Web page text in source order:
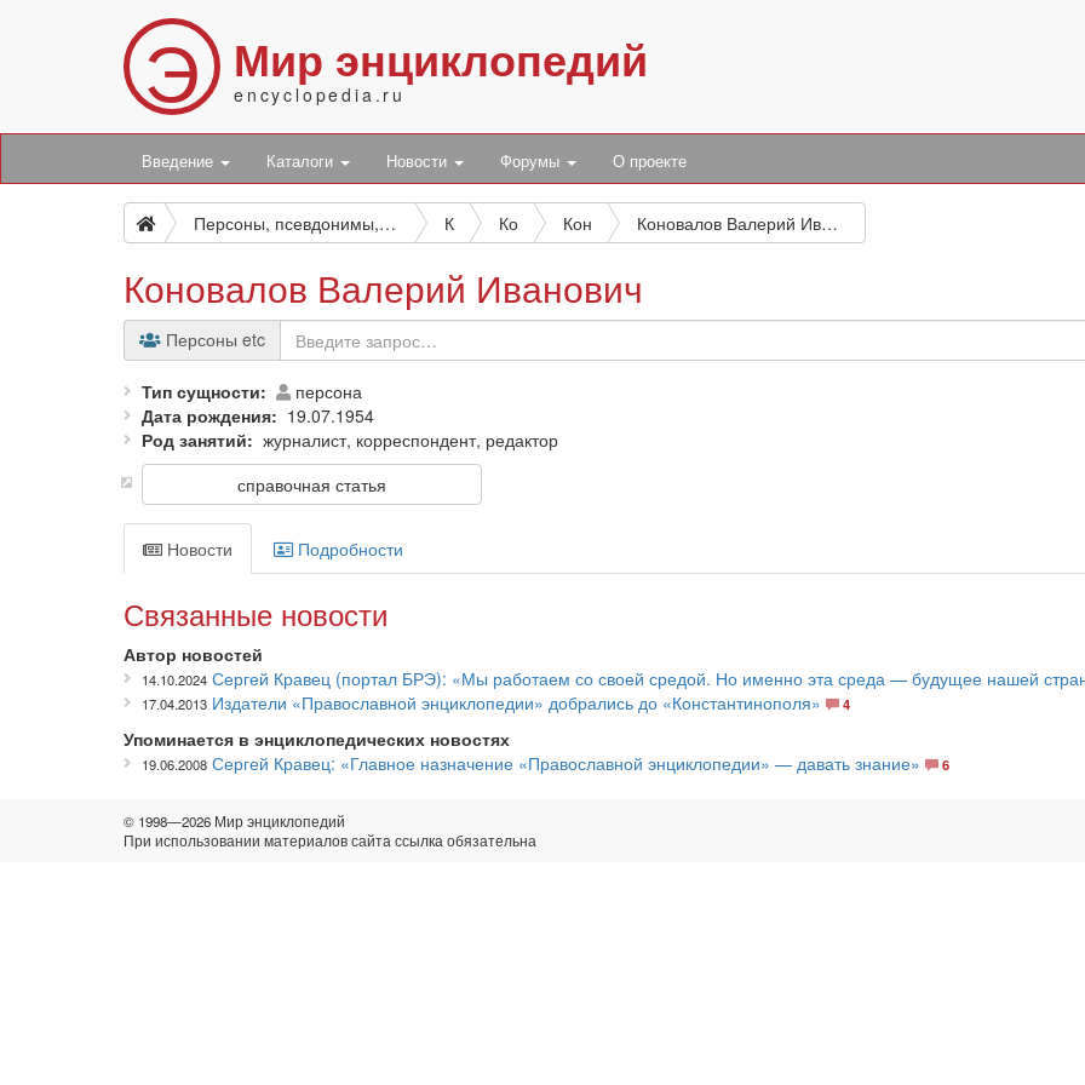
Э Мир энциклопедий
encyclopedia.ru
Введение Каталоги Новости Форумы О проекте
Персоны, псевдонимы, персонажи и боты К Ко Кон Коновалов Валерий Иванович
Коновалов Валерий Иванович
Персоны etc
Тип сущности
персона
Дата рождения
19.07.1954
Род занятий
журналист, корреспондент, редактор
справочная статья
Новости Подробности
Связанные новости
Автор новостей
14.10.2024 Сергей Кравец (портал БРЭ): «Мы работаем со своей средой. Но именно эта среда — будущее нашей
17.04.2013 Издатели «Православной энциклопедии» добрались до «Константинополя» 4
Упоминается в энциклопедических новостях
19.06.2008 Сергей Кравец: «Главное назначение «Православной энциклопедии» — давать знание» 6
© 1998—2026 Мир энциклопедий
При использовании материалов сайта ссылка обязательна